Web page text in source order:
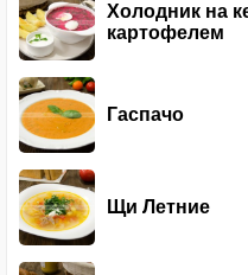
Холодник на
картофелем
Гаспачо
Щи Летние